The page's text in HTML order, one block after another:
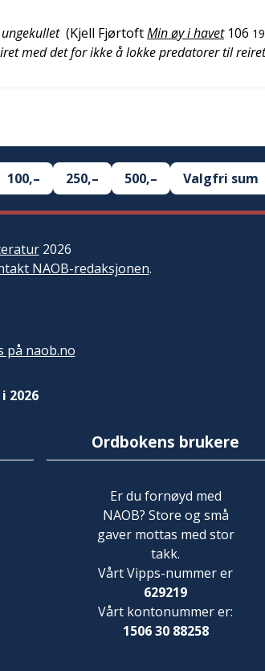
(Kjell FjørtoftMin øy i havet 106
med det for ikke å lokke predatorer til reiret
100,– 250,– 500,– Valgfri sum
2026
NAOB-redaksjonen.
på naob.no
2026
Ordbokens brukere
Er du fornøyd med
NAOB? Store og små
gaver mottas med stor
takk.
Vårt Vipps-nummer er
629219
Vårt kontonummer er:
1506 30 88258